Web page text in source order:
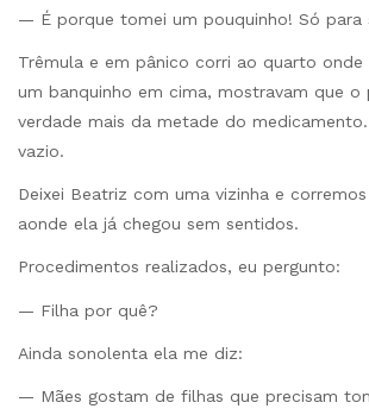
— É porque tomei um pouquinho! Só para
Trêmula e em pânico corri ao quarto onde
um banquinho em cima, mostravam que o
verdade mais da metade do
vazio.
Deixei Beatriz com uma vizinha e
aonde ela já chegou sem sentidos.
Procedimentos realizados, eu pergunto:
— Filha por quê?
Ainda sonolenta ela me diz:
— Mães gostam de filhas que precisam